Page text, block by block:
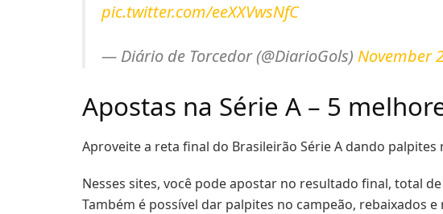
pic.twitter.com/eeXXVwsNfC
— Diário de Torcedor (@DiarioGols) November
Apostas na Série A – 5
Aproveite a reta final do Brasileirão Série A dando palpites
Nesses sites, você pode apostar no resultado final, total
Também é possível dar palpites no campeão, rebaixados e